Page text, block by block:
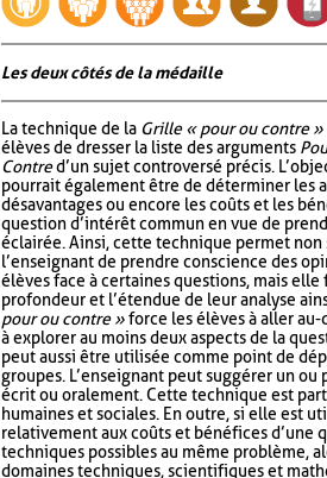
Les deux côtés de la médaille
La technique de la Grille « pour ou contre »
élèves de dresser la liste des arguments
Contred’un sujet controversé précis.
pourrait également être de déterminer les
désavantages ou encore les coûts et les
question d’intérêt commun en vue de
éclairée. Ainsi, cette technique permet non
l’enseignant de prendre conscience des
élèves face à certaines questions, mais
profondeur et l’étendue de leur analyse
pour ou contre »force les élèves à aller
à explorer au moins deux aspects de la
peut aussi être utilisée comme point de
groupes. L’enseignant peut suggérer un
écrit ou oralement. Cette technique est
humaines et sociales. En outre, si elle est
relativement aux coûts et bénéfices d’une
techniques possibles au même problème,
domaines techniques, scientifiques et